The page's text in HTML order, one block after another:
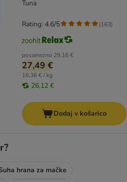
Tuna
posamezno 29,16 €
27,49 €
16,36 € / kg
26,12 €
Rating: 4.6/5 (163)
Dodaj v košarico
hrana za mačke